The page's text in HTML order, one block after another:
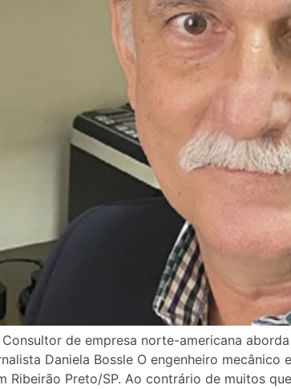
de empresa norte-americana
Daniela Bossle O engenheiro
Ribeirão Preto/SP. Ao contrário de muitos